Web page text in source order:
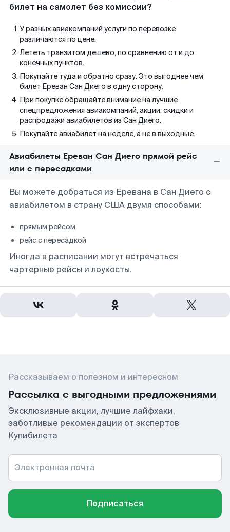
билет на самолет без комиссии?
У разных авиакомпаний услуги по перевозке
различаются по цене.
Лететь транзитом дешево, по сравнению от и до
конечных пунктов.
Покупайте туда и обратно сразу. Это выгоднее чем
билет Ереван Сан Диего в одну сторону.
При покупке обращайте внимание на лучшие
спецпредложения авиакомпаний, акции, скидки и
распродажи авиабилетов из Сан Диего.
Покупайте авиабилет на неделе, а не в выходные.
Авиабилеты Ереван Сан Диего прямой рейс
или с пересадками
Вы можете добраться из Еревана в Сан Диего с
авиабилетом в страну США двумя способами:
прямым рейсом
рейс с пересадкой
Иногда в расписании могут встречаться
чартерные рейсы и лоукосты.
Рассказываем о полезном и интересном
Рассылка с выгодными предложениями
Эксклюзивные акции, лучшие лайфхаки,
заботливые рекомендации от экспертов
Купибилета
Электронная почта
Подписаться